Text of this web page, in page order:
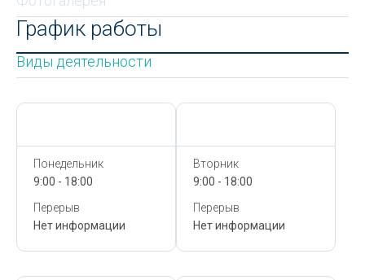
График работы
Виды деятельности
Понедельник
9:00 - 18:00
Перерыв
Нет информации
Вторник
9:00 - 18:00
Перерыв
Нет информации